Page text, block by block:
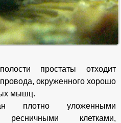
простаты отходит
окруженного хорошо
мышц.
плотно уложенными
ресничными клетками,